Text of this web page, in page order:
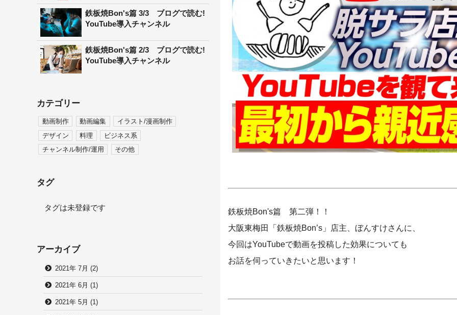
鉄板焼Bon's篇 第二弾！！
大阪東梅田「鉄板焼Bon’s」店主、ぼんすけさんに、
今回はYouTubeで動画を投稿した効果についても
お話を伺っていきたいと思います！
鉄板焼Bon's篇 3/3 ブログで読む!
YouTube導入チャンネル
鉄板焼Bon's篇 2/3 ブログで読む!
YouTube導入チャンネル
カテゴリー
動画制作 動画編集
イラスト/漫画制作
デザイン
料理
ビジネス系
チャンネル制作/運用
その他
タグ
タグは未登録です
アーカイブ
2021年 7月 (2)
2021年 6月 (1)
2021年 5月 (1)